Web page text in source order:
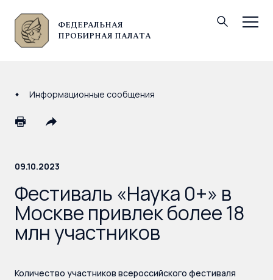
ФЕДЕРАЛЬНАЯ
ПРОБИРНАЯ ПАЛАТА
© Федеральная пробирная палата, 2026
Информационные сообщения
09.10.2023
Фестиваль «Наука 0+» в
Москве привлек более 18
млн участников
Количество участников всероссийского фестиваля